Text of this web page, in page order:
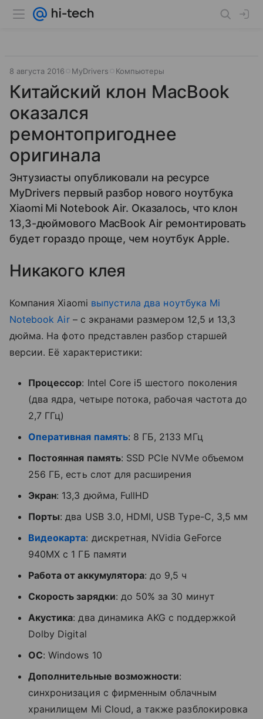
8 августа 2016 MyDrivers Компьютеры
Китайский клон MacBook
оказался
ремонтопригоднее
оригинала
Энтузиасты опубликовали на ресурсе
MyDrivers первый разбор нового ноутбука
Xiaomi Mi Notebook Air. Оказалось, что клон
13,3-дюймового MacBook Air ремонтировать
будет гораздо проще, чем ноутбук Apple.
Никакого клея
Компания Xiaomi выпустила два ноутбука Mi
Notebook Air– с экранами размером 12,5 и 13,3
дюйма. На фото представлен разбор старшей
версии. Её характеристики:
Процессор: Intel Core i5 шестого поколения
(два ядра, четыре потока, рабочая частота до
2,7 ГГц)
Оперативная память: 8 ГБ, 2133 МГц
Постоянная память: SSD PCIe NVMe объемом
256 ГБ, есть слот для расширения
Экран: 13,3 дюйма, FullHD
Порты: два USB 3.0, HDMI, USB Type-C, 3,5 мм
Видеокарта: дискретная, NVidia GeForce
940MX с 1 ГБ памяти
Работа от аккумулятора: до 9,5 ч
Скорость зарядки: до 50% за 30 минут
Акустика: два динамика AKG с поддержкой
Dolby Digital
ОС: Windows 10
Дополнительные возможности:
синхронизация с фирменным облачным
хранилищем Mi Cloud, а также разблокировка